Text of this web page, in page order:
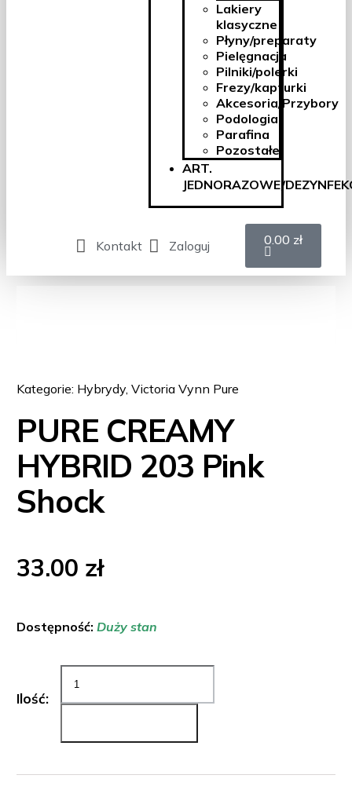
Lakiery
klasyczne
Płyny/preparaty
Pielęgnacja
Pilniki/polerki
Frezy/kapturki
Akcesoria/Przybory
Podologia
Parafina
Pozostałe
ART.
JEDNORAZOWE/
Kontakt Zaloguj 0.00 zł
Kategorie: Hybrydy, Victoria Vynn Pure
PURE CREAMY
HYBRID 203 Pink
Shock
33.00 zł
Dostępność: Duży stan
Ilość: